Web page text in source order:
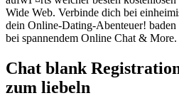
Wide Web. Verbinde dich bei
dein Online-Dating-Abenteuer!
bei spannendem Online Chat & More.
Chat blank
zum liebeln